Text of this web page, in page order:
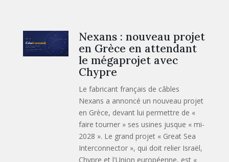
Nexans : nouveau projet
en Grèce en attendant
le mégaprojet avec
Chypre
Le fabricant français de câbles
Nexans a annoncé un nouveau projet
en Grèce, devant lui permettre de «
faire tourner » ses usines jusque « mi-
2028 ». Le grand projet « Great Sea
Interconnector », qui doit relier Israël,
Chypre et l'Union européenne, est «